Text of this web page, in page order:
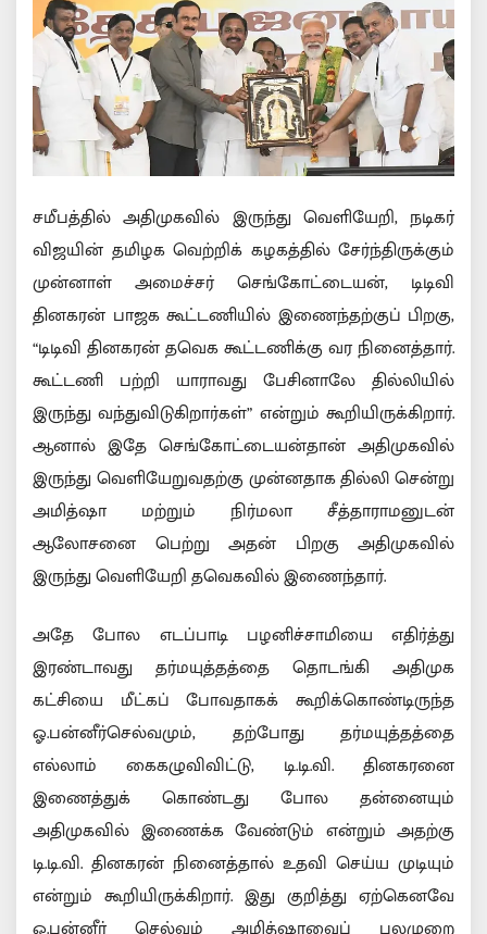
சமீபத்தில் அதிமுகவில் இருந்து வெளியேறி, நடிகர்
விஜயின் தமிழக வெற்றிக் கழகத்தில் சேர்ந்திருக்கும்
முன்னாள் அமைச்சர் செங்கோட்டையன், டிடிவி
தினகரன் பாஜக கூட்டணியில் இணைந்தற்குப் பிறகு,
“டிடிவி தினகரன் தவெக கூட்டணிக்கு வர நினைத்தார்.
கூட்டணி பற்றி யாராவது பேசினாலே தில்லியில்
இருந்து வந்துவிடுகிறார்கள்” என்றும் கூறியிருக்கிறார்.
ஆனால் இதே செங்கோட்டையன்தான் அதிமுகவில்
இருந்து வெளியேறுவதற்கு முன்னதாக தில்லி சென்று
அமித்ஷா மற்றும் நிர்மலா சீத்தாராமனுடன்
ஆலோசனை பெற்று அதன் பிறகு அதிமுகவில்
இருந்து வெளியேறி தவெகவில் இணைந்தார்.
அதே போல எடப்பாடி பழனிச்சாமியை எதிர்த்து
இரண்டாவது தர்மயுத்தத்தை தொடங்கி அதிமுக
கட்சியை மீட்கப் போவதாகக் கூறிக்கொண்டிருந்த
ஓ.பன்னீர்செல்வமும், தற்போது தர்மயுத்தத்தை
எல்லாம் கைகழுவிவிட்டு, டி.டி.வி. தினகரனை
இணைத்துக் கொண்டது போல தன்னையும்
அதிமுகவில் இணைக்க வேண்டும் என்றும் அதற்கு
டி.டி.வி. தினகரன் நினைத்தால் உதவி செய்ய முடியும்
என்றும் கூறியிருக்கிறார். இது குறித்து ஏற்கெனவே